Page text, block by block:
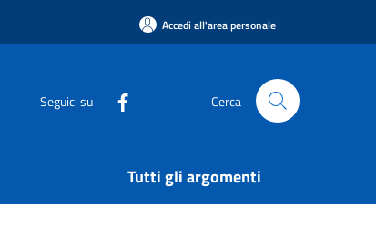
Accedi all'area personale
Seguici su Cerca
Tutti gli argomenti